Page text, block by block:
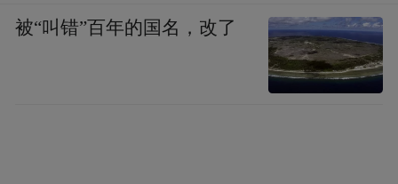
被“叫错”百年的国名，改了